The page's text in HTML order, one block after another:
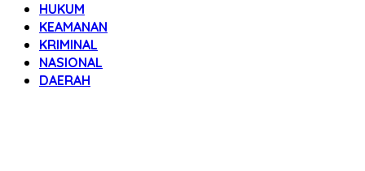
HUKUM
KEAMANAN
KRIMINAL
NASIONAL
DAERAH